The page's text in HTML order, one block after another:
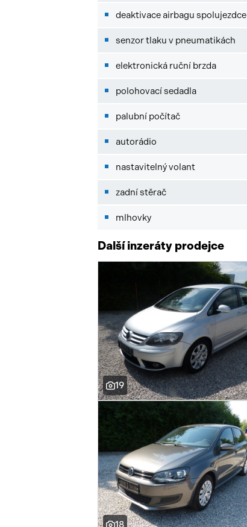
deaktivace airbagu spolujezdce
senzor tlaku v pneumatikách
elektronická ruční brzda
polohovací sedadla
palubní počítač
autorádio
nastavitelný volant
zadní stěrač
mlhovky
Další inzeráty prodejce
19
18